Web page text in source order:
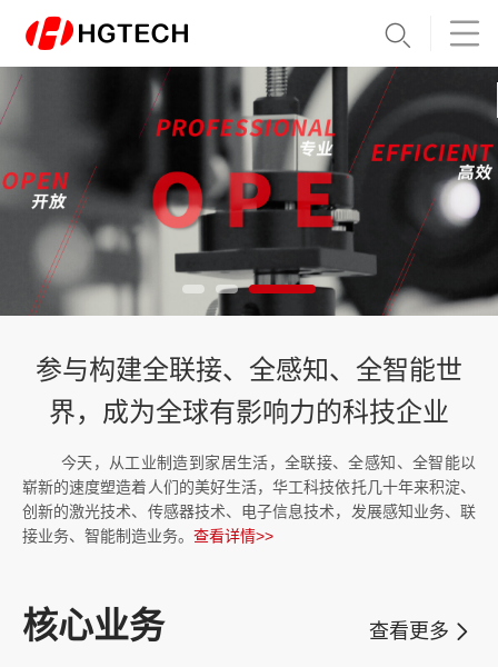
参与构建全联接、全感知、全智能世
界，成为全球有影响力的科技企业
今天，从工业制造到家居生活，全联接、全感知、全智能以
崭新的速度塑造着人们的美好生活，华工科技依托几十年来积淀、
创新的激光技术、传感器技术、电子信息技术，发展感知业务、联
接业务、智能制造业务。 查看详情>>
核心业务 查看更多